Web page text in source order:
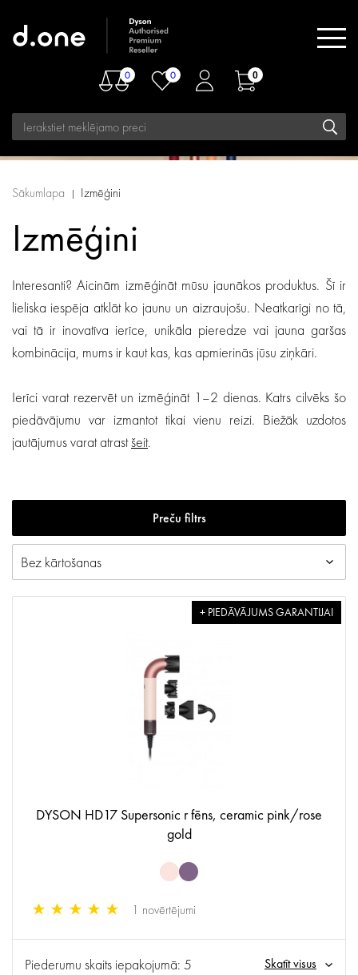
0 0 0
Sākumlapa Izmēģini
Izmēģini
Interesanti? Aicinām izmēģināt mūsu jaunākos produktus. Šī ir
lieliska iespēja atklāt ko jaunu un aizraujošu. Neatkarīgi no tā,
vai tā ir inovatīva ierīce, unikāla pieredze vai jauna garšas
kombinācija, mums ir kaut kas, kas apmierinās jūsu ziņkāri.
Ierīci varat rezervēt un izmēģināt 1–2 dienas. Katrs cilvēks šo
piedāvājumu var izmantot tikai vienu reizi. Biežāk uzdotos
jautājumus varat atrastšeit.
Preču filtrs
+ PIEDĀVĀJUMS GARANTIJAI
DYSON HD17 Supersonic r fēns, ceramic pink/rose
gold
1 novērtējumi
Piederumu skaits iepakojumā: 5 Skatīt visus